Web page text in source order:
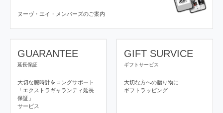
ヌーヴ・エイ・メンバーズのご案内
GUARANTEE
延長保証
大切な腕時計をロングサポート
「エクストラギャランティ延長
保証」
サービス
GIFT SURVICE
ギフトサービス
大切な方への贈り物に
ギフトラッピング